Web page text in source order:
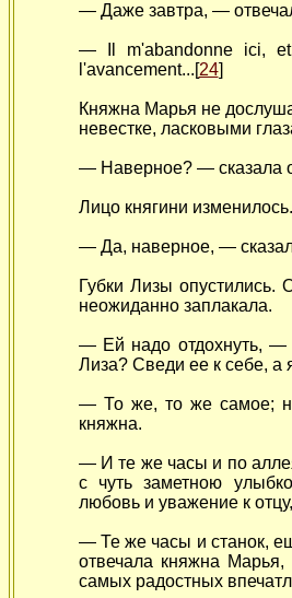
— Даже завтра, —
— Il m'abandonne ici,
l'avancement...[24]
Княжна Марья не
невестке, ласковыми
— Наверное? — сказала
Лицо княгини
— Да, наверное, —
Губки Лизы опустились.
неожиданно заплакала.
— Ей надо отдохнуть, —
Лиза? Сведи ее к себе, а
— То же, то же самое;
княжна.
— И те же часы и по
с чуть заметною
любовь и уважение к
— Те же часы и станок,
отвечала княжна
самых радостных